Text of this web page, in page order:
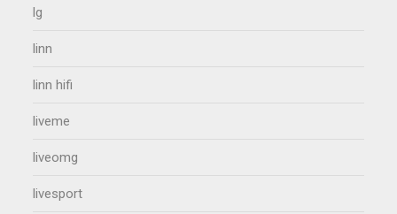
lg
linn
linn hifi
liveme
liveomg
livesport